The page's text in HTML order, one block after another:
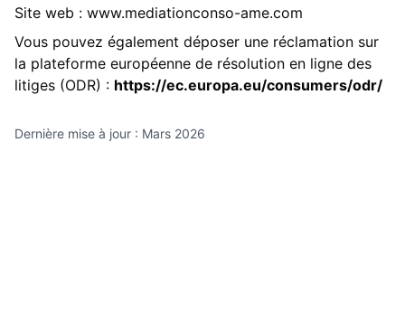
Site web : www.mediationconso-ame.com
Vous pouvez également déposer une réclamation sur
la plateforme européenne de résolution en ligne des
litiges (ODR) : https://ec.europa.eu/consumers/odr/
Dernière mise à jour : Mars 2026